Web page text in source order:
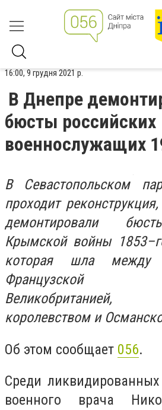
16:00, 9 грудня 2021 р.
В Днепре
бюсты российских
военнослужащих
В Севастопольском
проходит
демонтировали
Крымской войны
которая шла между
Французской
королевством и
Об этом сообщает 056.
Cреди
военного врача